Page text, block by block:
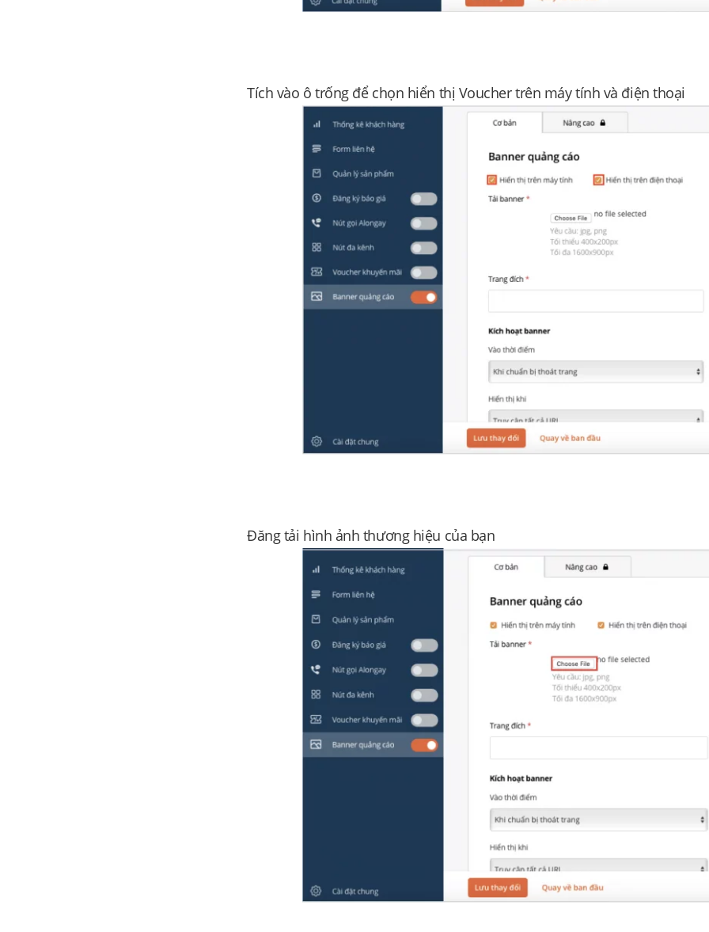
Tích vào ô trống để chọn hiển thị Voucher trên máy tính và điện thoại
Đăng tải hình ảnh thương hiệu của bạn